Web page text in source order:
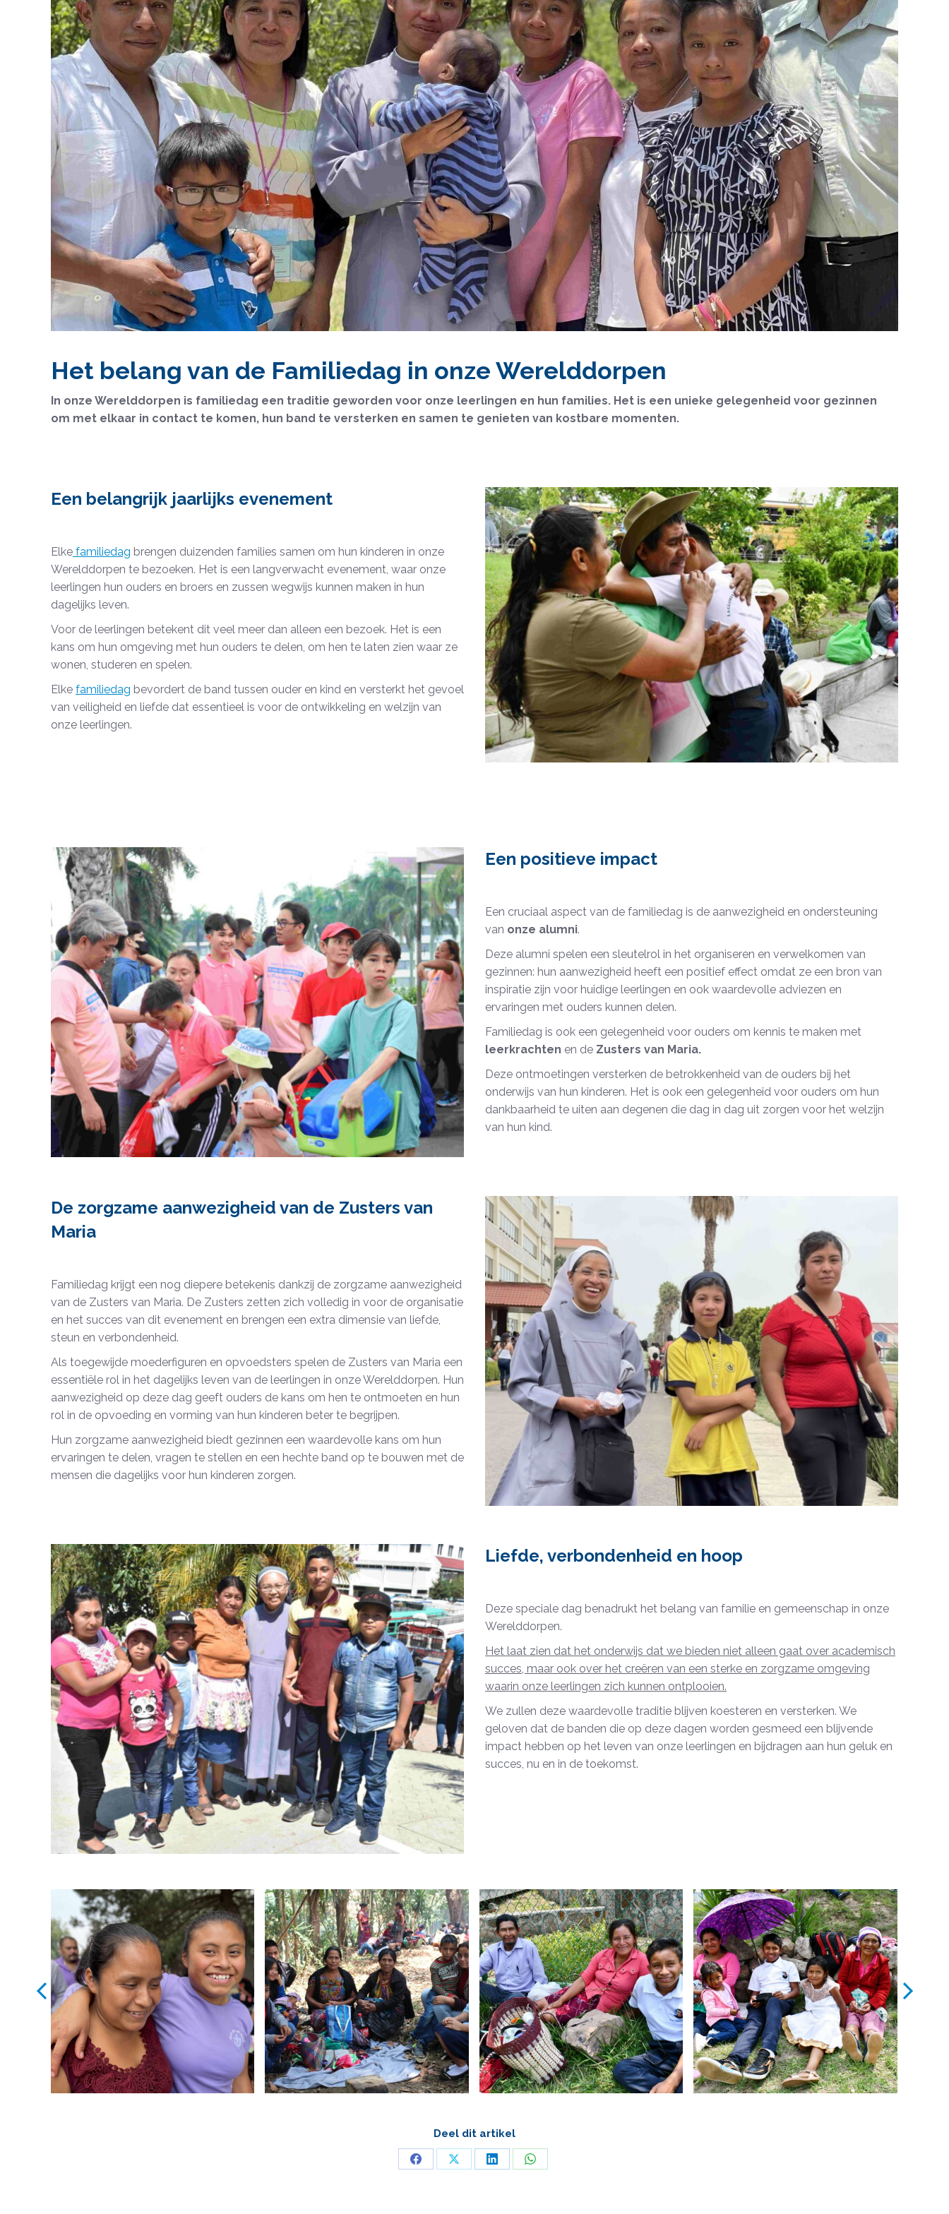
Het belang van de Familiedag in onze Werelddorpen
In onze Werelddorpen is familiedag een traditie geworden voor onze leerlingen en hun families. Het is een unieke gelegenheid voor gezinnen
om met elkaar in contact te komen, hun band te versterken en samen te genieten van kostbare momenten.
Een belangrijk jaarlijks evenement
Elke familiedag brengen duizenden families samen om hun kinderen in onze
Werelddorpen te bezoeken. Het is een langverwacht evenement, waar onze
leerlingen hun ouders en broers en zussen wegwijs kunnen maken in hun
dagelijks leven.
Voor de leerlingen betekent dit veel meer dan alleen een bezoek. Het is een
kans om hun omgeving met hun ouders te delen, om hen te laten zien waar ze
wonen, studeren en spelen.
Elke familiedag bevordert de band tussen ouder en kind en versterkt het gevoel
van veiligheid en liefde dat essentieel is voor de ontwikkeling en welzijn van
onze leerlingen.
Een positieve impact
Een cruciaal aspect van de familiedag is de aanwezigheid en ondersteuning
van onze alumni.
Deze alumni spelen een sleutelrol in het organiseren en verwelkomen van
gezinnen: hun aanwezigheid heeft een positief effect omdat ze een bron van
inspiratie zijn voor huidige leerlingen en ook waardevolle adviezen en
ervaringen met ouders kunnen delen.
Familiedag is ook een gelegenheid voor ouders om kennis te maken met
leerkrachten en de Zusters van Maria.
Deze ontmoetingen versterken de betrokkenheid van de ouders bij het
onderwijs van hun kinderen. Het is ook een gelegenheid voor ouders om hun
dankbaarheid te uiten aan degenen die dag in dag uit zorgen voor het welzijn
van hun kind.
De zorgzame aanwezigheid van de Zusters van
Maria
Familiedag krijgt een nog diepere betekenis dankzij de zorgzame aanwezigheid
van de Zusters van Maria. De Zusters zetten zich volledig in voor de organisatie
en het succes van dit evenement en brengen een extra dimensie van liefde,
steun en verbondenheid.
Als toegewijde moederfiguren en opvoedsters spelen de Zusters van Maria een
essentiële rol in het dagelijks leven van de leerlingen in onze Werelddorpen. Hun
aanwezigheid op deze dag geeft ouders de kans om hen te ontmoeten en hun
rol in de opvoeding en vorming van hun kinderen beter te begrijpen.
Hun zorgzame aanwezigheid biedt gezinnen een waardevolle kans om hun
ervaringen te delen, vragen te stellen en een hechte band op te bouwen met de
mensen die dagelijks voor hun kinderen zorgen.
Liefde, verbondenheid en hoop
Deze speciale dag benadrukt het belang van familie en gemeenschap in onze
Werelddorpen.
Het laat zien dat het onderwijs dat we bieden niet alleen gaat over academisch
succes, maar ook over het creëren van een sterke en zorgzame omgeving
waarin onze leerlingen zich kunnen ontplooien.
We zullen deze waardevolle traditie blijven koesteren en versterken. We
geloven dat de banden die op deze dagen worden gesmeed een blijvende
impact hebben op het leven van onze leerlingen en bijdragen aan hun geluk en
succes, nu en in de toekomst.
Deel dit artikel
Deel
Deel
Deel
Deel